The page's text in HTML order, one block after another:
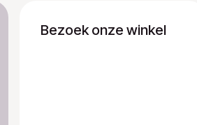
Bezoek onze winkel